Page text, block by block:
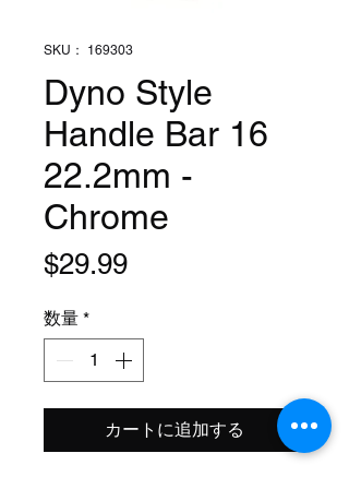
SKU： 169303
Dyno Style
Handle Bar 16
22.2mm -
Chrome
$29.99価
数量 *
カートに追加する